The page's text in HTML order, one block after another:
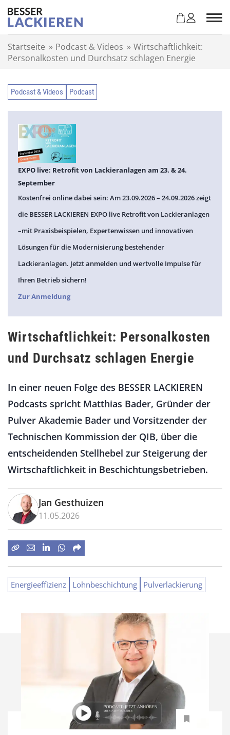
Startseite » Podcast & Videos » Wirtschaftlichkeit:
Personalkosten und Durchsatz schlagen Energie
Podcast & Videos Podcast
EXPO live: Retrofit von Lackieranlagen am 23. & 24.
September
Kostenfrei online dabei sein: Am 23.09.2026 – 24.09.2026 zeigt
die BESSER LACKIEREN EXPO live Retrofit von Lackieranlagen
–mit Praxisbeispielen, Expertenwissen und innovativen
Lösungen für die Modernisierung bestehender
Lackieranlagen. Jetzt anmelden und wertvolle Impulse für
Ihren Betrieb sichern!
Zur Anmeldung
Wirtschaftlichkeit: Personalkosten
und Durchsatz schlagen Energie
In einer neuen Folge des BESSER LACKIEREN
Podcasts spricht Matthias Bader, Gründer der
Pulver Akademie Bader und Vorsitzender der
Technischen Kommission der QIB, über die
entscheidenden Stellhebel zur Steigerung der
Wirtschaftlichkeit in Beschichtungsbetrieben.
Jan Gesthuizen
11.05.2026
Energieeffizienz Lohnbeschichtung Pulverlackierung